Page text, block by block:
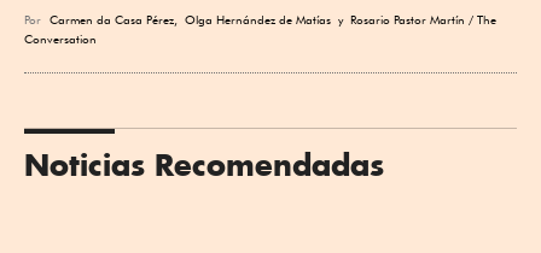
Por Carmen da Casa Pérez Olga Hernández de Matías y Rosario Pastor Martín / The
Conversation
Noticias Recomendadas